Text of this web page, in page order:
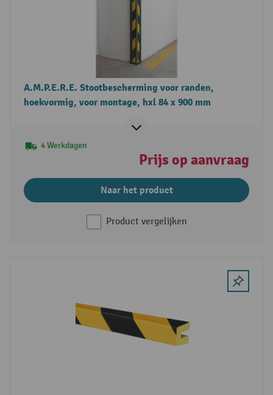
A.M.P.E.R.E. Stootbescherming voor randen,
hoekvormig, voor montage, hxl 84 x 900 mm
4 Werkdagen
Prijs op aanvraag
Naar het product
Product vergelijken